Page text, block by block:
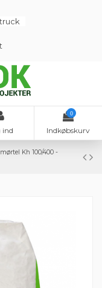
ind
0
Indkøbskurv
Kh 100/400 -